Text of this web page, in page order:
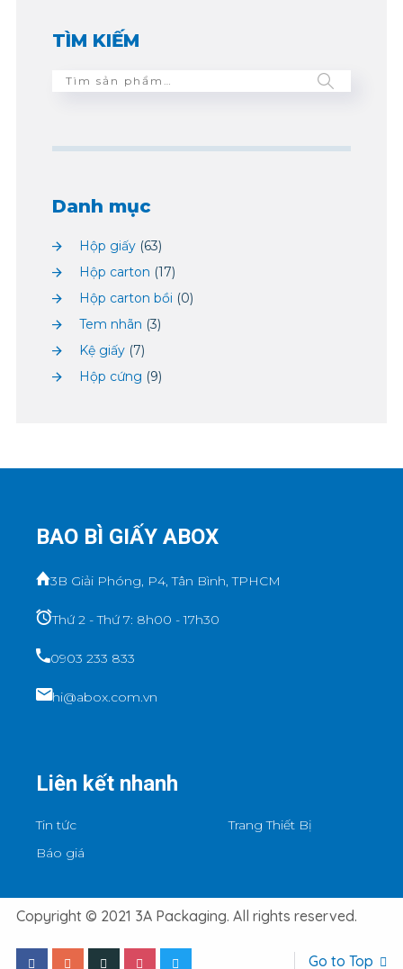
TÌM KIẾM
Danh mục
Hộp giấy (63)
Hộp carton (17)
Hộp carton bồi (0)
Tem nhãn (3)
Kệ giấy (7)
Hộp cứng (9)
BAO BÌ GIẤY ABOX
3B Giải Phóng, P4, Tân Bình, TPHCM
Thứ 2 - Thứ 7: 8h00 - 17h30
0903 233 833
hi@abox.com.vn
Liên kết nhanh
Tin tức
Trang Thiết Bị
Báo giá
Copyright © 2021 3A Packaging. All rights reserved.
Go to Top